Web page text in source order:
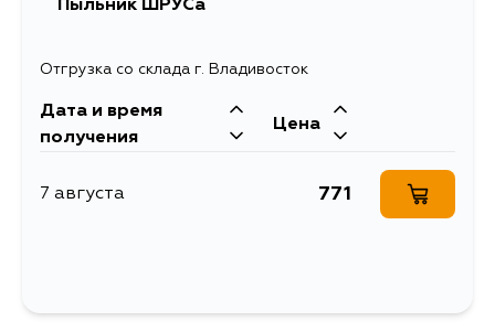
Пыльник ШРУСа
Отгрузка со склада г. Владивосток
Дата и время
получения
Цена
7 августа 771